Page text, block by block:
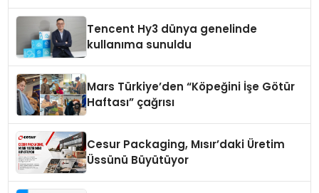
Tencent Hy3 dünya genelinde
kullanıma sunuldu
Mars Türkiye’den “Köpeğini İşe Götür
Haftası” çağrısı
Cesur Packaging, Mısır’daki Üretim
Üssünü Büyütüyor